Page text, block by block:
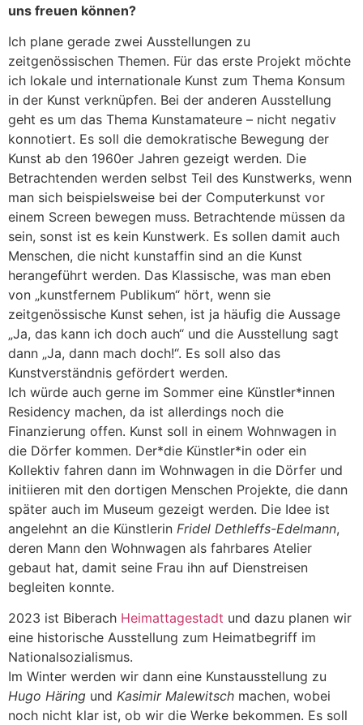
uns freuen können?
Ich plane gerade zwei Ausstellungen zu
zeitgenössischen Themen. Für das erste Projekt möchte
ich lokale und internationale Kunst zum Thema Konsum
in der Kunst verknüpfen. Bei der anderen Ausstellung
geht es um das Thema Kunstamateure – nicht negativ
konnotiert. Es soll die demokratische Bewegung der
Kunst ab den 1960er Jahren gezeigt werden. Die
Betrachtenden werden selbst Teil des Kunstwerks, wenn
man sich beispielsweise bei der Computerkunst vor
einem Screen bewegen muss. Betrachtende müssen da
sein, sonst ist es kein Kunstwerk. Es sollen damit auch
Menschen, die nicht kunstaffin sind an die Kunst
herangeführt werden. Das Klassische, was man eben
von „kunstfernem Publikum“ hört, wenn sie
zeitgenössische Kunst sehen, ist ja häufig die Aussage
„Ja, das kann ich doch auch“ und die Ausstellung sagt
dann „Ja, dann mach doch!“. Es soll also das
Kunstverständnis gefördert werden.
Ich würde auch gerne im Sommer eine Künstler*innen
Residency machen, da ist allerdings noch die
Finanzierung offen. Kunst soll in einem Wohnwagen in
die Dörfer kommen. Der*die Künstler*in oder ein
Kollektiv fahren dann im Wohnwagen in die Dörfer und
initiieren mit den dortigen Menschen Projekte, die dann
später auch im Museum gezeigt werden. Die Idee ist
angelehnt an die Künstlerin Fridel Dethleffs-Edelmann,
deren Mann den Wohnwagen als fahrbares Atelier
gebaut hat, damit seine Frau ihn auf Dienstreisen
begleiten konnte.
2023 ist Biberach Heimattagestadt und dazu planen wir
eine historische Ausstellung zum Heimatbegriff im
Nationalsozialismus.
Im Winter werden wir dann eine Kunstausstellung zu
Hugo Häring und Kasimir Malewitsch machen, wobei
noch nicht klar ist, ob wir die Werke bekommen. Es soll